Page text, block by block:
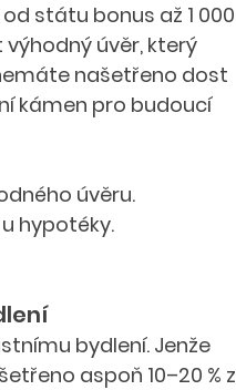
státu bonus až 1 000
výhodný úvěr, který
našetřeno dost
kámen pro budoucí
úvěru.
hypotéky.
bydlení. Jenže
aspoň 10–20 % z